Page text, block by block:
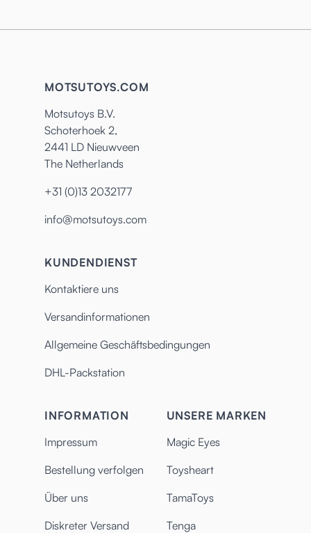
MOTSUTOYS.COM
Motsutoys B.V.
Schoterhoek 2,
2441 LD Nieuwveen
The Netherlands
+31 (0)13 2032177
info@motsutoys.com
KUNDENDIENST
Kontaktiere uns
Versandinformationen
Allgemeine Geschäftsbedingungen
DHL-Packstation
INFORMATION
Impressum
Bestellung verfolgen
Über uns
Diskreter Versand
UNSERE MARKEN
Magic Eyes
Toysheart
TamaToys
Tenga